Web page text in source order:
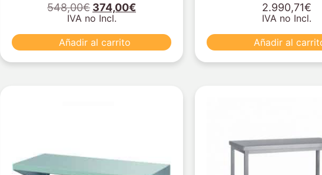
548,00€ 374,00€
IVA no Incl.
Añadir al carrito
2.990,71€
IVA no Incl.
Añadir al